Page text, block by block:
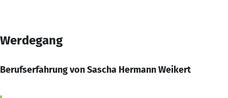
Werdegang
Berufserfahrung von Sascha Hermann Weikert